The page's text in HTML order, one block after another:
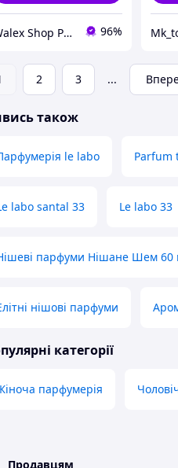
Walex Shop Parfum 96%
2 3 ...
також
le labo Parfum
labo santal 33 Le labo 33
парфуми Нішане Шем 60
нішові парфуми
категорії
парфумерія
Продавцям